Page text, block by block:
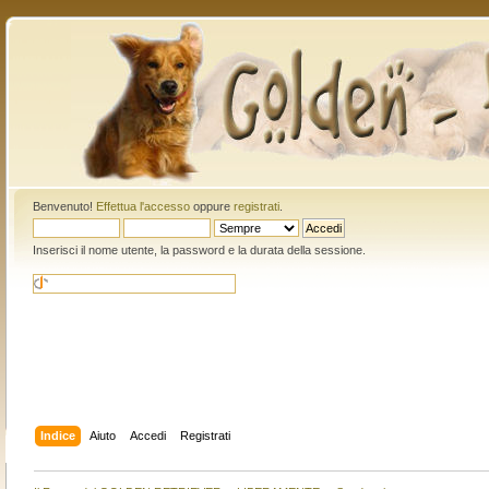
Benvenuto! Effettua l'accessooppure registrati.
Inserisci il nome utente, la password e la durata della sessione.
Indice Aiuto Accedi Registrati